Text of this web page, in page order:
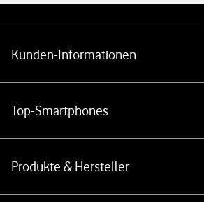
Kunden-Informationen
Top-Smartphones
Produkte & Hersteller